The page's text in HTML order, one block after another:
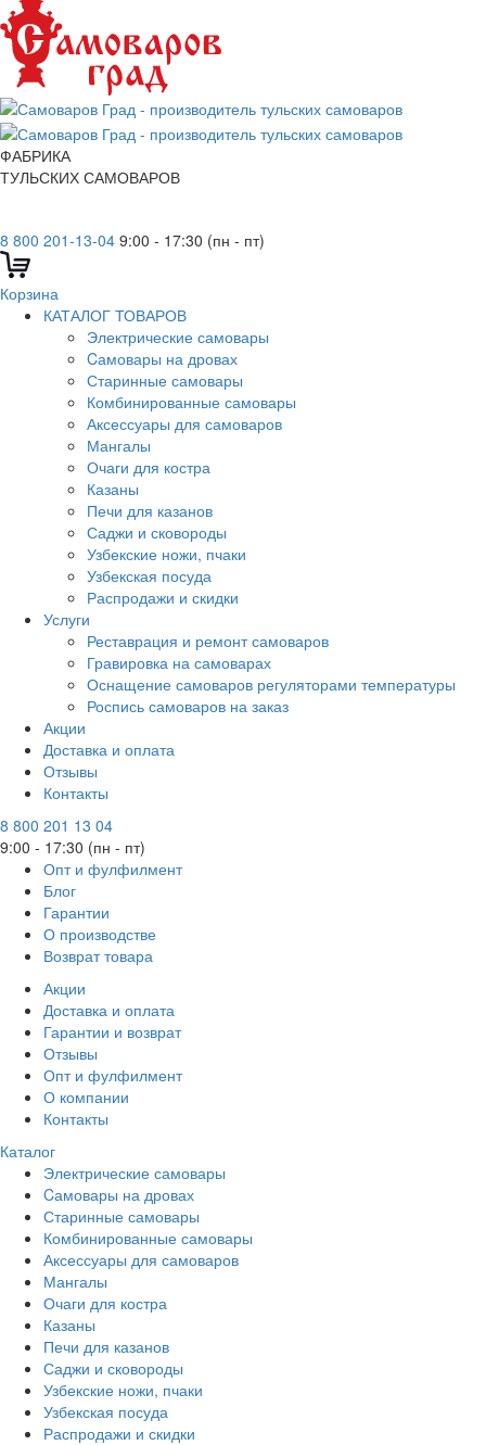
ФАБРИКА
ТУЛЬСКИХ САМОВАРОВ
8 800 201-13-04 9:00 - 17:30 (пн - пт)
Корзина
КАТАЛОГ ТОВАРОВ
Электрические самовары
Cамовары на дровах
Старинные самовары
Комбинированные самовары
Аксессуары для самоваров
Мангалы
Очаги для костра
Казаны
Печи для казанов
Саджи и сковороды
Узбекские ножи, пчаки
Узбекская посуда
Распродажи и скидки
Услуги
Реставрация и ремонт самоваров
Гравировка на самоварах
Оснащение самоваров регуляторами температуры
Роспись самоваров на заказ
Акции
Доставка и оплата
Отзывы
Контакты
8 800 201 13 04
9:00 - 17:30 (пн - пт)
Опт и фулфилмент
Блог
Гарантии
О производстве
Возврат товара
Акции
Доставка и оплата
Гарантии и возврат
Отзывы
Опт и фулфилмент
О компании
Контакты
Каталог
Электрические самовары
Cамовары на дровах
Старинные самовары
Комбинированные самовары
Аксессуары для самоваров
Мангалы
Очаги для костра
Казаны
Печи для казанов
Саджи и сковороды
Узбекские ножи, пчаки
Узбекская посуда
Распродажи и скидки